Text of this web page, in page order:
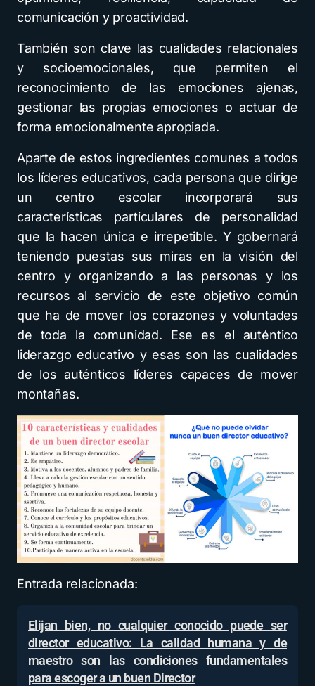
comunicación y proactividad.
También son clave las cualidades relacionales
y socioemocionales, que permiten el
reconocimiento de las emociones ajenas,
gestionar las propias emociones o actuar de
forma emocionalmente apropiada.
Aparte de estos ingredientes comunes a todos
los líderes educativos, cada persona que dirige
un centro escolar incorporará sus
características particulares de personalidad
que la hacen única e irrepetible. Y gobernará
teniendo puestas sus miras en la visión del
centro y organizando a las personas y los
recursos al servicio de este objetivo común
que ha de mover los corazones y voluntades
de toda la comunidad. Ese es el auténtico
liderazgo educativo y esas son las cualidades
de los auténticos líderes capaces de mover
montañas.
Entrada relacionada:
Elijan bien, no cualquier conocido puede ser
director educativo: La calidad humana y de
maestro son las condiciones fundamentales
para escoger a un buen Director